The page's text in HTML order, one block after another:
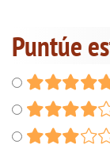
Puntúe